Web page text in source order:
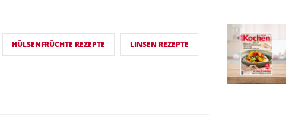
HÜLSENFRÜCHTE REZEPTE LINSEN REZEPTE